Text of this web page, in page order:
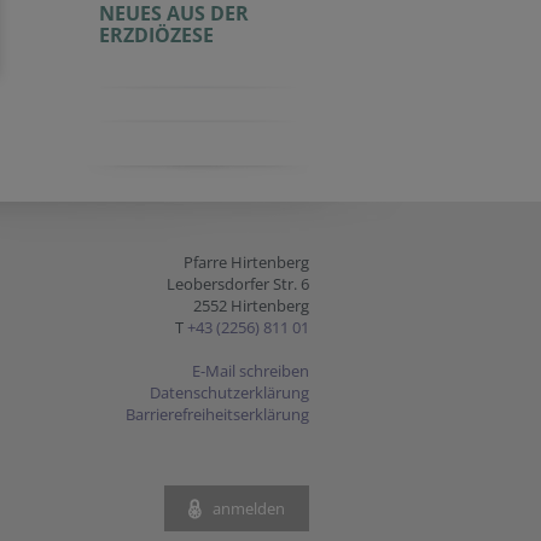
NEUES AUS DER
ERZDIÖZESE
Pfarre Hirtenberg
Leobersdorfer Str. 6
2552 Hirtenberg
T +43 (2256) 811 01
E-Mail schreiben
Datenschutzerklärung
Barrierefreiheitserklärung
anmelden